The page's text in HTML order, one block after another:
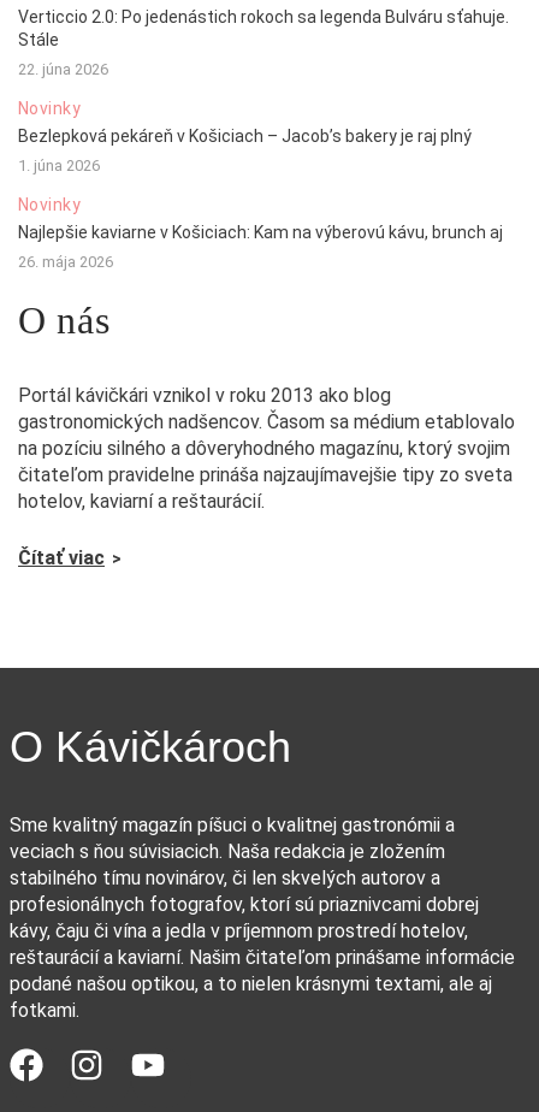
Verticcio 2.0: Po jedenástich rokoch sa legenda Bulváru sťahuje.
Stále
22. júna 2026
Novinky
Bezlepková pekáreň v Košiciach – Jacob’s bakery je raj plný
1. júna 2026
Novinky
Najlepšie kaviarne v Košiciach: Kam na výberovú kávu, brunch aj
26. mája 2026
O nás
Portál kávičkári vznikol v roku 2013 ako blog
gastronomických nadšencov. Časom sa médium etablovalo
na pozíciu silného a dôveryhodného magazínu, ktorý svojim
čitateľom pravidelne prináša najzaujímavejšie tipy zo sveta
hotelov, kaviarní a reštaurácií.
Čítať viac
O Kávičkároch
Sme kvalitný magazín píšuci o kvalitnej gastronómii a
veciach s ňou súvisiacich. Naša redakcia je zložením
stabilného tímu novinárov, či len skvelých autorov a
profesionálnych fotografov, ktorí sú priaznivcami dobrej
kávy, čaju či vína a jedla v príjemnom prostredí hotelov,
reštaurácií a kaviarní. Našim čitateľom prinášame informácie
podané našou optikou, a to nielen krásnymi textami, ale aj
fotkami.